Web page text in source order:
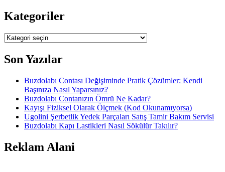
Kategoriler
Kategoriler
Son Yazılar
Buzdolabı Contası Değişiminde Pratik Çözümler: Kendi
Başınıza Nasıl Yaparsınız?
Buzdolabı Contanızın Ömrü Ne Kadar?
Kayışı Fiziksel Olarak Ölçmek (Kod Okunamıyorsa)
Ugolini Şerbetlik Yedek Parçaları Satış Tamir Bakım Servisi
Buzdolabı Kapı Lastikleri Nasıl Sökülür Takılır?
Reklam Alani